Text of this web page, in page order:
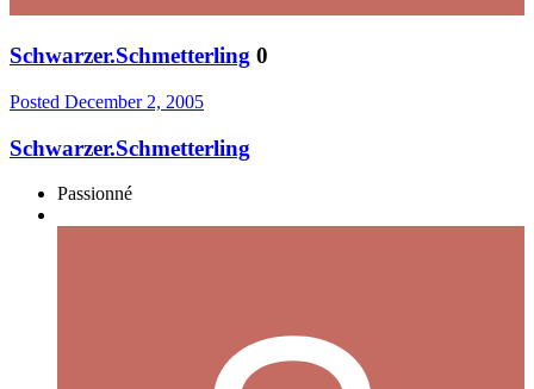
Schwarzer.Schmetterling 0
Posted December 2, 2005
Schwarzer.Schmetterling
Passionné